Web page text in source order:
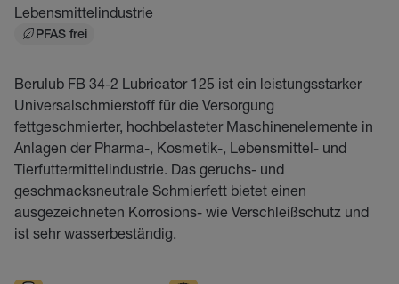
Lebensmittelindustrie
PFAS frei
Berulub FB 34-2 Lubricator 125 ist ein leistungsstarker
Universalschmierstoff für die Versorgung
fettgeschmierter, hochbelasteter Maschinenelemente in
Anlagen der Pharma-, Kosmetik-, Lebensmittel- und
Tierfuttermittelindustrie. Das geruchs- und
geschmacksneutrale Schmierfett bietet einen
ausgezeichneten Korrosions- wie Verschleißschutz und
ist sehr wasserbeständig.